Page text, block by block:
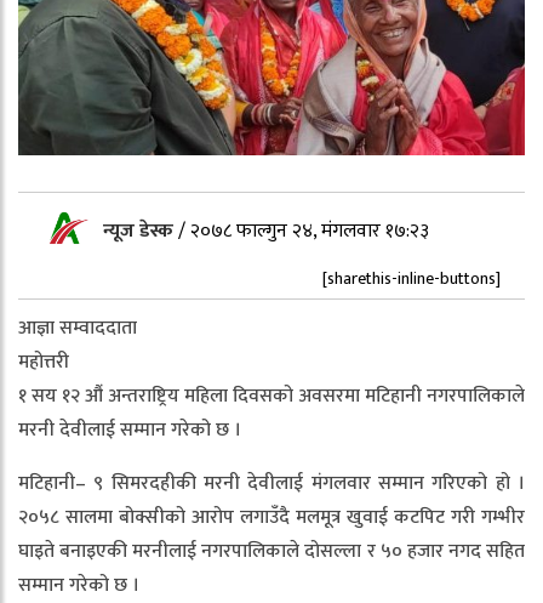
न्यूज डेस्क/२०७८ फाल्गुन २४, मंगलवार १७:२३
[sharethis-inline-buttons]
आज्ञा सम्वाददाता
महोत्तरी
१ सय १२ औं अन्तराष्ट्रिय महिला दिवसको अवसरमा मटिहानी नगरपालिकाले
मरनी देवीलाई सम्मान गरेको छ ।
मटिहानी– ९ सिमरदहीकी मरनी देवीलाई मंगलवार सम्मान गरिएको हो ।
२०५८ सालमा बोक्सीको आरोप लगाउँदै मलमूत्र खुवाई कटपिट गरी गम्भीर
घाइते बनाइएकी मरनीलाई नगरपालिकाले दोसल्ला र ५० हजार नगद सहित
सम्मान गरेको छ ।